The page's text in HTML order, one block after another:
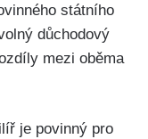
státního
důchodový
mezi oběma
je povinný pro